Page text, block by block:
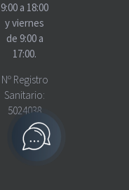
9:00 a 18:00
y viernes
de 9:00 a
17:00.
Nº Registro
Sanitario:
5024038